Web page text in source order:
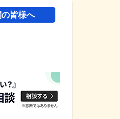
の皆様へ